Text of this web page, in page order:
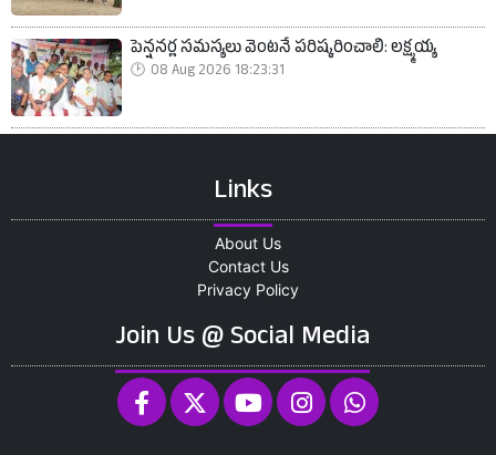
పెన్షనర్ల సమస్యలు వెంటనే పరిష్కరించాలి: లక్ష్మయ్య
08 Aug 2026 18:23:31
Links
About Us
Contact Us
Privacy Policy
Join Us @ Social Media